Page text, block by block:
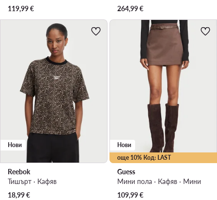
119,99€
264,99€
Нови
Reebok
Тишърт · Кафяв
18,99€
още 10% Код: LAST
Нови
Guess
Мини пола · Кафяв · Мини
109,99€